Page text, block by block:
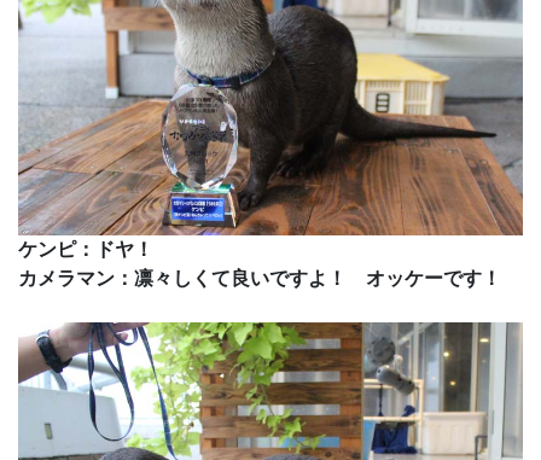
ケンピ：ドヤ！
カメラマン：凛々しくて良いですよ！ オッケーです！